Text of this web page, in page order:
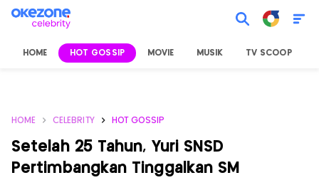
HOME HOT GOSSIP MOVIE MUSIK TV SCOOP
HOME CELEBRITY HOT GOSSIP
Setelah 25 Tahun, Yuri SNSD
Pertimbangkan Tinggalkan SM